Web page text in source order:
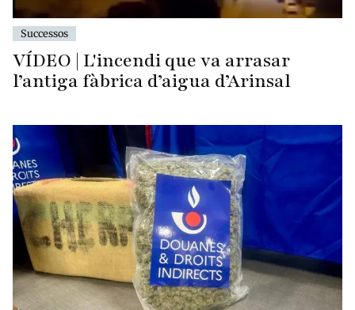
Successos
VÍDEO | L'incendi que va arrasar
l’antiga fàbrica d’aigua d’Arinsal